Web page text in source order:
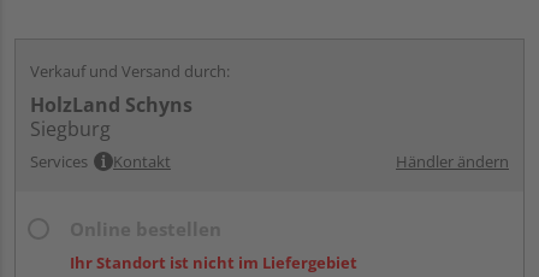
Verkauf und Versand durch:
HolzLand Schyns
Siegburg
Services Kontakt Händler ändern
Ihr Standort ist nicht im Liefergebiet